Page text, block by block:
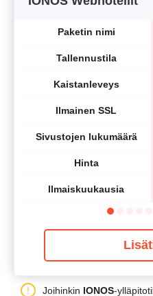
Paketin nimi
Tallennustila
Kaistanleveys
Ilmainen SSL
Sivustojen lukumäärä
Hinta
Ilmaiskuukausia
Joihinkin IONOS-